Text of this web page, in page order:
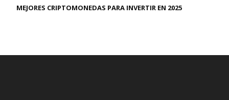
MEJORES CRIPTOMONEDAS PARA INVERTIR EN 2025